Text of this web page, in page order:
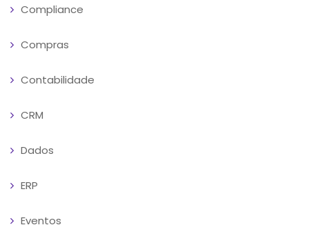
Compliance
Compras
Contabilidade
CRM
Dados
ERP
Eventos